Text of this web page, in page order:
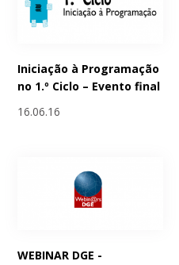
Iniciação à Programação
no 1.º Ciclo – Evento final
16.06.16
WEBINAR DGE -